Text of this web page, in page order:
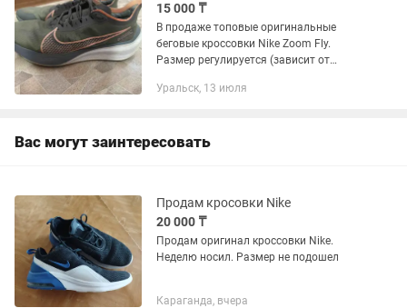
15 000 ₸
В продаже топовые оригинальные
беговые кроссовки Nike Zoom Fly.
Размер регулируется (зависит от
г.Уральск по предоплате возможна
Уральск, 13 июля
Вас могут заинтересовать
Продам кросовки Nike
20 000 ₸
Продам оригинал кроссовки Nike.
Неделю носил. Размер не подошел
Караганда, вчера